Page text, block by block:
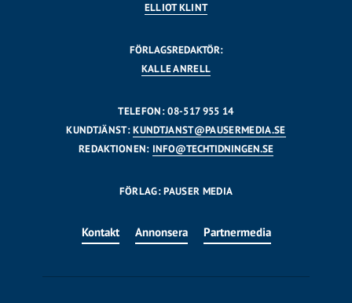
ELLIOT KLINT
FÖRLAGSREDAKTÖR:
KALLE ANRELL
TELEFON: 08-517 955 14
KUNDTJÄNST:KUNDTJANST@PAUSERMEDIA.SE
REDAKTIONEN: INFO@TECHTIDNINGEN.SE
FÖRLAG: PAUSER MEDIA
Kontakt Annonsera Partnermedia